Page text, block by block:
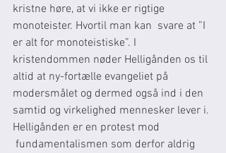
kristne høre, at vi ikke er rigtige
monoteister. Hvortil man kan  svare at ”I
er alt for monoteistiske”. I
kristendommen nøder Helligånden os til
altid at ny-fortælle evangeliet på
modersmålet og dermed også ind i den
samtid og virkelighed mennesker lever i.
Helligånden er en protest mod
fundamentalismen som derfor aldrig